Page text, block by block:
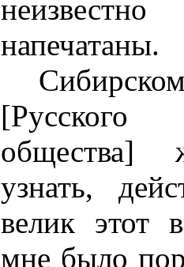
напечатаны.
[Русского
общества]
узнать,
велик этот
мне было